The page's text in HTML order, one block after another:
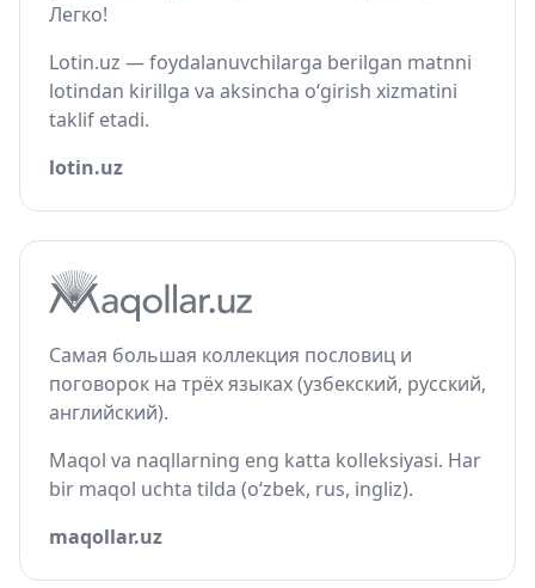
Легко!
Lotin.uz — foydalanuvchilarga berilgan matnni
lotindan kirillga va aksincha o‘girish xizmatini
taklif etadi.
lotin.uz
Самая большая коллекция пословиц и
поговорок на трёх языках (узбекский, русский,
английский).
Maqol va naqllarning eng katta kolleksiyasi. Har
bir maqol uchta tilda (o‘zbek, rus, ingliz).
maqollar.uz